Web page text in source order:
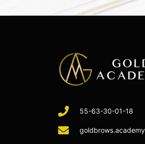
55-63-30-01-18